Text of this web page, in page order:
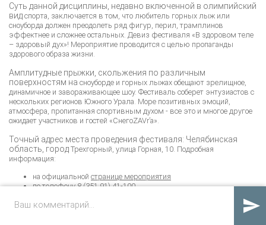
Суть данной дисциплины, недавно включенной в олимпийский
вид спорта, заключается в том, что любитель горных лыж или
сноуборда должен преодолеть ряд фигур, перил, трамплинов
эффектнее и сложнее остальных. Девиз фестиваля «В здоровом теле
– здоровый дух»! Мероприятие проводится с целью пропаганды
здорового образа жизни.
Амплитудные прыжки, скольжения по различным
поверхностям на сноуборде и горных лыжах обещают зрелищное,
динамичное и завораживающее шоу. Фестиваль соберет энтузиастов с
нескольких регионов Южного Урала. Море позитивных эмоций,
атмосфера, пропитанная спортивным духом - все это и многое другое
ожидает участников и гостей «СнегоZAVr’a».
Точный адрес места проведения фестиваля: Челябинская
область, город Трехгорный, улица Горная, 10. Подробная
информация:
на официальной странице мероприятия
по телефону 8 (351 91) 41-100
